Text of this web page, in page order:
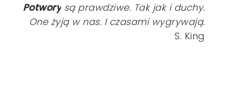
Potwory są prawdziwe. Tak jak i duchy.
One żyją w nas. I czasami wygrywają.
S. King